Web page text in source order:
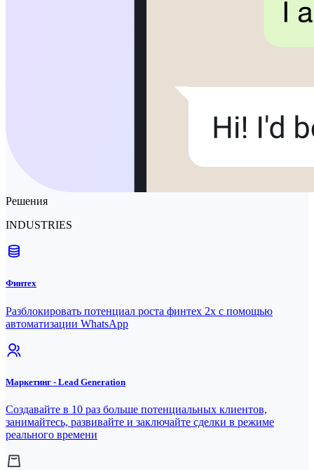
Решения
INDUSTRIES
Финтех
Разблокировать потенциал роста финтех 2x с помощью
автоматизации WhatsApp
Маркетинг - Lead Generation
Создавайте в 10 раз больше потенциальных клиентов,
занимайтесь, развивайте и заключайте сделки в режиме
реального времени